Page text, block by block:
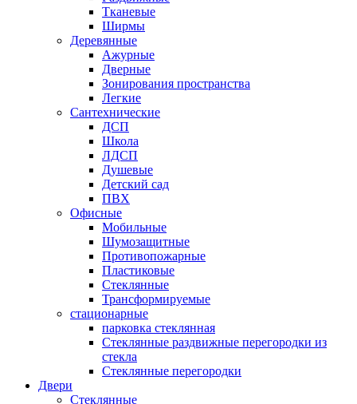
Тканевые
Ширмы
Деревянные
Ажурные
Дверные
Зонирования пространства
Легкие
Сантехнические
ДСП
Школа
ЛДСП
Душевые
Детский сад
ПВХ
Офисные
Мобильные
Шумозащитные
Противопожарные
Пластиковые
Стеклянные
Трансформируемые
стационарные
парковка стеклянная
Стеклянные раздвижные перегородки из
стекла
Стеклянные перегородки
Двери
Стеклянные